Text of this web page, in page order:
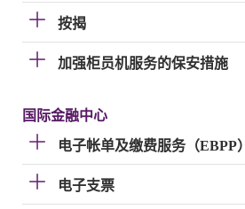
按揭
加强柜员机服务的保安措施
国际金融中心
电子帐单及缴费服务（EBPP）
电子支票